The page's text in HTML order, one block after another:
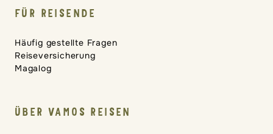
FÜR REISENDE
Häufig gestellte Fragen
Reiseversicherung
Magalog
ÜBER VAMOS REISEN